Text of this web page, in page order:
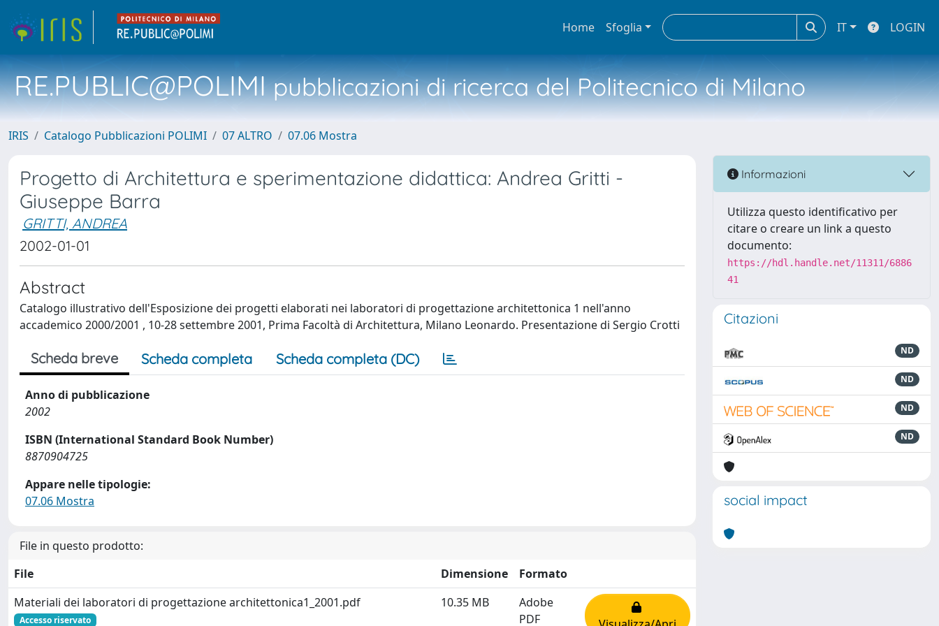
Home Sfoglia IT LOGIN
RE.PUBLIC@POLIMIpubblicazioni di ricerca del Politecnico di Milano
IRIS Catalogo Pubblicazioni POLIMI 07 ALTRO 07.06 Mostra
Progetto di Architettura e sperimentazione didattica: Andrea Gritti -
Giuseppe Barra
GRITTI, ANDREA
2002-01-01
Abstract
Catalogo illustrativo dell'Esposizione dei progetti elaborati nei laboratori di progettazione architettonica 1 nell'anno
accademico 2000/2001 , 10-28 settembre 2001, Prima Facoltà di Architettura, Milano Leonardo. Presentazione di Sergio Crotti
Scheda breve Scheda completa Scheda completa (DC)
Anno di pubblicazione
2002
ISBN (International Standard Book Number)
8870904725
Appare nelle tipologie:
07.06 Mostra
File in questo prodotto:
File
Dimensione
Formato
Materiali dei laboratori di progettazione architettonica1_2001.pdf
Accesso riservato
10.35 MB
Adobe
PDF
Informazioni
Utilizza questo identificativo per
citare o creare un link a questo
documento:
https://hdl.handle.net/11311/6886
41
Citazioni
ND
ND
ND
ND
social impact